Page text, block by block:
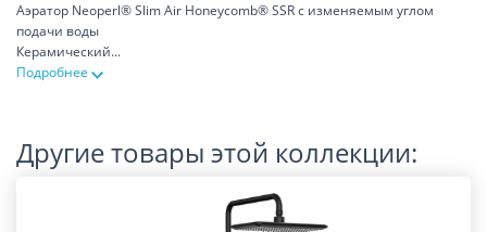
Аэратор Neoperl® Slim Air Honeycomb® SSR с изменяемым углом
подачи воды
Керамический...
Подробнее
Другие товары этой коллекции: